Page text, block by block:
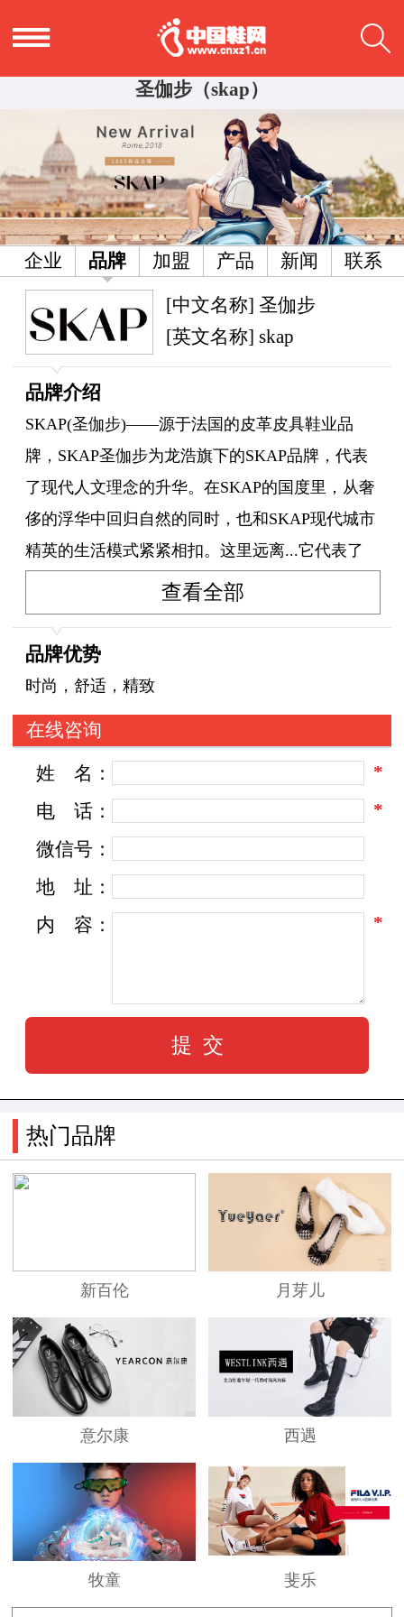
圣伽步（skap）
企业 品牌 加盟 产品 新闻 联系
[中文名称] 圣伽步
[英文名称] skap
品牌介绍
SKAP(圣伽步)——源于法国的皮革皮具鞋业品
牌，SKAP圣伽步为龙浩旗下的SKAP品牌，代表
了现代人文理念的升华。在SKAP的国度里，从奢
侈的浮华中回归自然的同时，也和SKAP现代城市
精英的生活模式紧紧相扣。这里远离...它代表了
现代人文理念的升华，从奢侈的浮华中回归自然
的同时，与现代城市精英的生活模式紧紧相扣；
自20世纪末进入中国市场以来，就以其独特的品
牌文化理念和自然时尚的产品，成为都市时尚的
现已拥有男装、女装、精品和饰品四个系列，产
品涵盖男女皮鞋皮具、商务艺术精品及时尚饰
品，销售网络已覆盖全国130个城市。
SKAP一向以科技、健康、时尚、经典为本，
提倡回归自然和经典格调的升华，以高贵和品味
的形象为人所熟知。
融入成熟的科技功能制作工艺体系。 品牌广
告语——世界在你脚下。
自然、健康、时尚、经典
SKAP代表了现代人文理念的升华，提倡从奢
华回归自然的同时，也和现代城市精英的生活模
式紧紧相扣，他崇尚自然、远离束缚，用独特的
量、科技的坚持，开启经典、舒适、健康生活之
旅，缔造明日生活态度。
品牌系列
SKAP Men
自然、舒适、健康、经典
男装作为SKAP成熟系列之一，独具自然味道
的本色形象，特有的颈纹牛皮，质感丰富，个性
查看全部
品牌优势
时尚，舒适，精致
在线咨询
姓
名：
*
电
话：
*
微信号：
地
址：
内
容： *
热门品牌
新百伦 月芽儿
意尔康 西遇
牧童 斐乐